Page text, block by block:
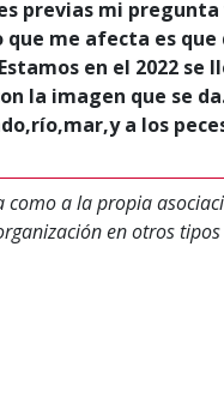
previas mi
me afecta es
en el 2022
la imagen que se
a los
a la propia
en otros